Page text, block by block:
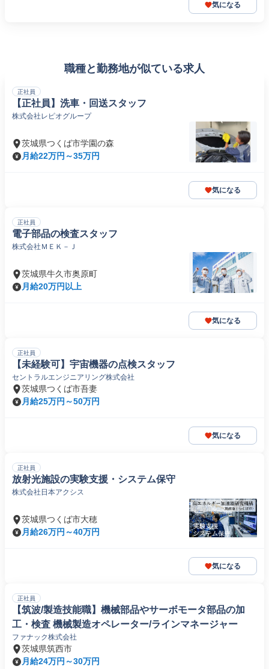
気になる
職種と勤務地が似ている求人
正社員
【正社員】洗車・回送スタッフ
株式会社レピオグループ
茨城県つくば市学園の森
月給22万円～35万円
気になる
正社員
電子部品の検査スタッフ
株式会社ＭＥＫ－Ｊ
茨城県牛久市奥原町
月給20万円以上
気になる
正社員
【未経験可】宇宙機器の点検スタッフ
セントラルエンジニアリング株式会社
茨城県つくば市吾妻
月給25万円～50万円
気になる
正社員
放射光施設の実験支援・システム保守
株式会社日本アクシス
茨城県つくば市大穂
月給26万円～40万円
気になる
正社員
【筑波/製造技能職】機械部品やサーボモータ部品の加
工・検査 機械製造オペレーター/ラインマネージャー
ファナック株式会社
茨城県筑西市
月給24万円～30万円